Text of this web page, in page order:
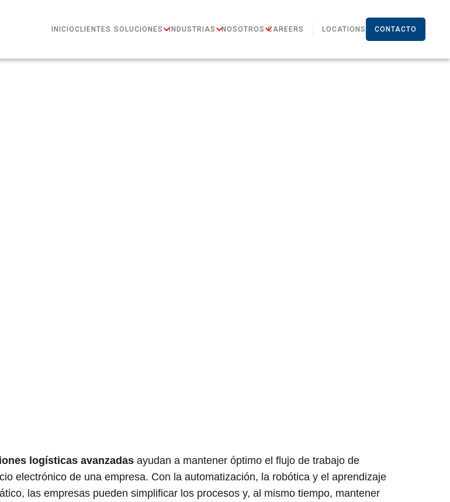
INICIOCLIENTES SOLUCIONES INDUSTRIAS NOSOTROS CAREERS LOCATIONS CONTACTO
logísticas avanzadasayudan a mantener óptimo el flujo de trabajo de
electrónico de una empresa. Con la automatización, la robótica y el aprendizaje
las empresas pueden simplificar los procesos y, al mismo tiempo, mantener